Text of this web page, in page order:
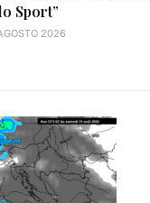
Sport”
2026